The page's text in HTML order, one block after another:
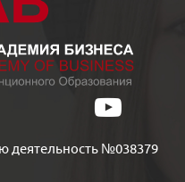
деятельность №038379